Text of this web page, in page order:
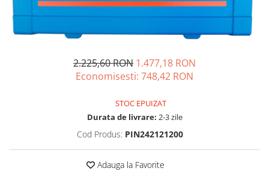
Sisteme de management (BMS)
Redresoare, incarcatoare si testere
2.225,60 RON 1.477,18 RON
Economisesti: 748,42 RON
STOC EPUIZAT
Durata de livrare: 2-3 zile
Cod Produs: PIN242121200
Adauga la Favorite